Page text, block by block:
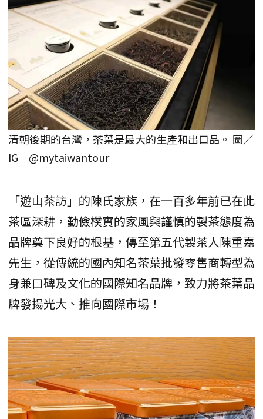
清朝後期的台灣，茶葉是最大的生產和出口品。 圖／
IG @mytaiwantour
「遊山茶訪」的陳氏家族，在一百多年前已在此
茶區深耕，勤儉樸實的家風與謹慎的製茶態度為
品牌奠下良好的根基，傳至第五代製茶人陳重嘉
先生，從傳統的國內知名茶葉批發零售商轉型為
身兼口碑及文化的國際知名品牌，致力將茶葉品
牌發揚光大、推向國際市場！